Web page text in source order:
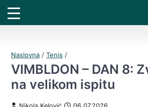
Naslovna / Tenis /
VIMBLDON – DAN 8:
na velikom ispitu